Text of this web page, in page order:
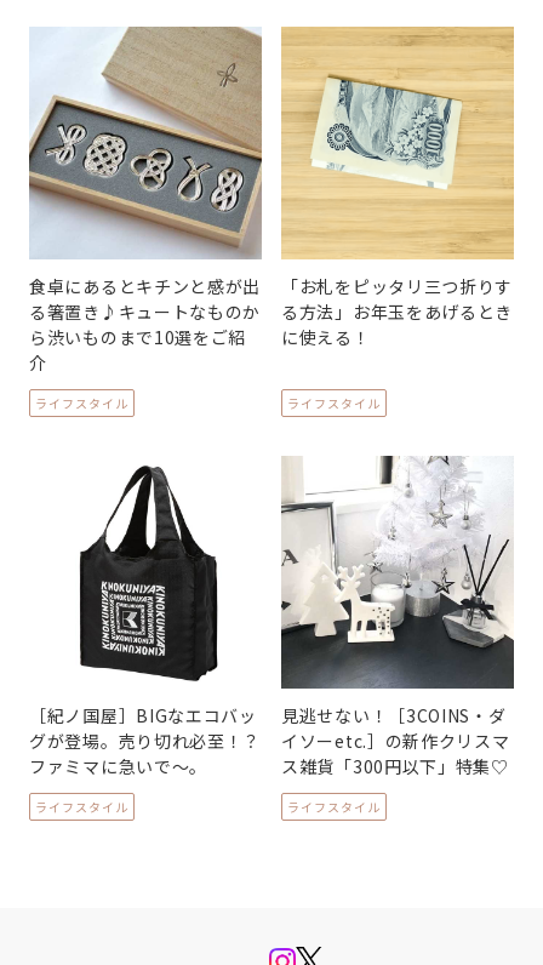
食卓にあるとキチンと感が出
る箸置き♪キュートなものか
ら渋いものまで10選をご紹
介
ライフスタイル
「お札をピッタリ三つ折りす
る方法」お年玉をあげるとき
に使える！
ライフスタイル
［紀ノ国屋］BIGなエコバッ
グが登場。売り切れ必至！？
ファミマに急いで～。
ライフスタイル
見逃せない！［3COINS・ダ
イソーetc.］の新作クリスマ
ス雑貨「300円以下」特集♡
ライフスタイル